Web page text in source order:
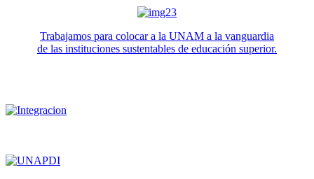
Trabajamos para colocar a la UNAM a la vanguardia
de las instituciones sustentables de educación superior.